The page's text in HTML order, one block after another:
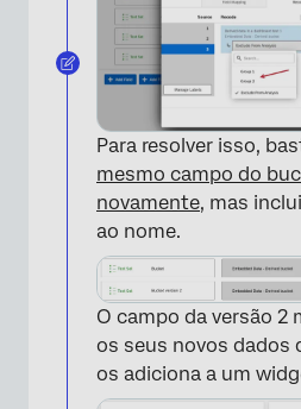
Para resolver isso,
mesmo campo do
novamente, mas
ao nome.
O campo da versão 2
os seus novos dados
os adiciona a um